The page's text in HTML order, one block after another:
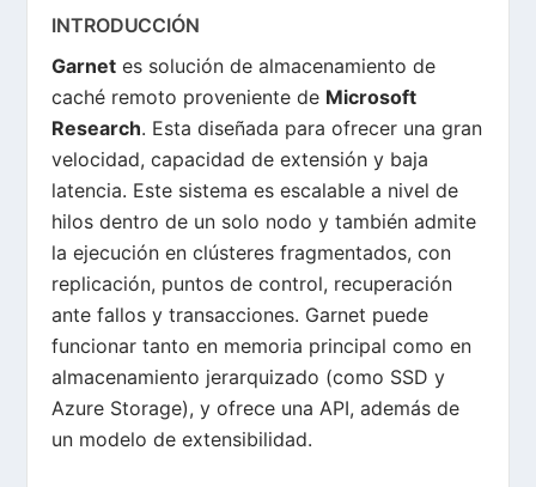
INTRODUCCIÓN
Garnet es solución de almacenamiento de
caché remoto proveniente de Microsoft
Research. Esta diseñada para ofrecer una gran
velocidad, capacidad de extensión y baja
latencia. Este sistema es escalable a nivel de
hilos dentro de un solo nodo y también admite
la ejecución en clústeres fragmentados, con
replicación, puntos de control, recuperación
ante fallos y transacciones. Garnet puede
funcionar tanto en memoria principal como en
almacenamiento jerarquizado (como SSD y
Azure Storage), y ofrece una API, además de
un modelo de extensibilidad.